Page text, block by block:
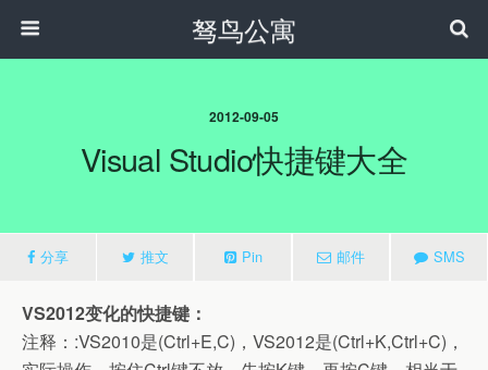
驽鸟公寓
2012-09-05
Visual Studio快捷键大全
分享 推文 Pin 邮件 SMS
VS2012变化的快捷键：
注释：:VS2010是(Ctrl+E,C)，VS2012是(Ctrl+K,Ctrl+C)，